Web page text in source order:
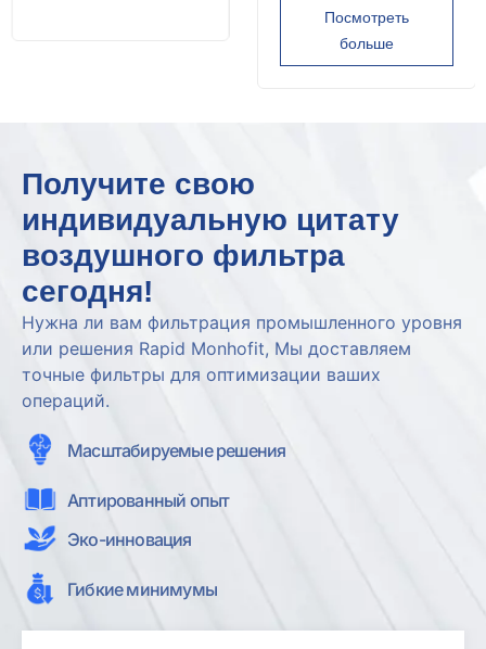
Посмотреть
больше
Получите свою
индивидуальную цитату
воздушного фильтра
сегодня!
Нужна ли вам фильтрация промышленного уровня
или решения Rapid Monhofit, Мы доставляем
точные фильтры для оптимизации ваших
операций.
Масштабируемые решения
Аптированный опыт
Эко-инновация
Гибкие минимумы